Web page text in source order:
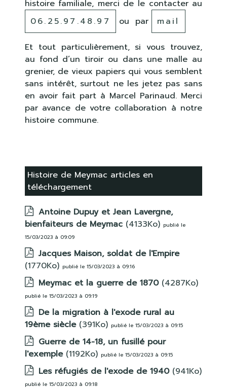
histoire familiale, merci de le contacter au
06.25.97.48.97
ou par mail
Et tout particulièrement, si vous trouvez,
au fond d’un tiroir ou dans une malle au
grenier, de vieux papiers qui vous semblent
sans intérêt, surtout ne les jetez pas sans
en avoir fait part à Marcel Parinaud. Merci
par avance de votre collaboration à notre
histoire commune.
Histoire de Meymac articles en
téléchargement
Antoine Dupuy et Jean Lavergne,
bienfaiteurs de Meymac(4133Ko) publié le
15/03/2023 à 09:09
Jacques Maison, soldat de l'Empire
(1770Ko) publié le 15/03/2023 à 09:16
Meymac et la guerre de 1870(4287Ko)
publié le 15/03/2023 à 09:19
De la migration à l'exode rural au
19ème siècle(391Ko) publié le 15/03/2023 à 09:15
Guerre de 14-18, un fusillé pour
l'exemple(1192Ko) publié le 15/03/2023 à 09:15
Les réfugiés de l'exode de 1940(941Ko)
publié le 15/03/2023 à 09:18